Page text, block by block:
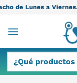
Saltar
contenido
Viernes.
por: